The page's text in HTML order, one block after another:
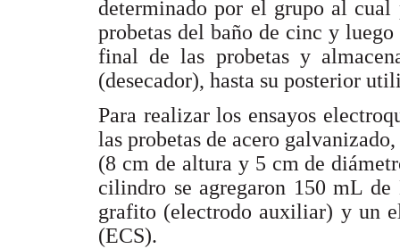
determinado por el grupo al cual
probetas del baño de cinc y
final de las probetas y
(desecador), hasta su posterior
Para realizar los ensayos
las probetas de acero
(8 cm de altura y 5 cm de
cilindro se agregaron 150 mL
grafito (electrodo auxiliar) y un
(ECS).